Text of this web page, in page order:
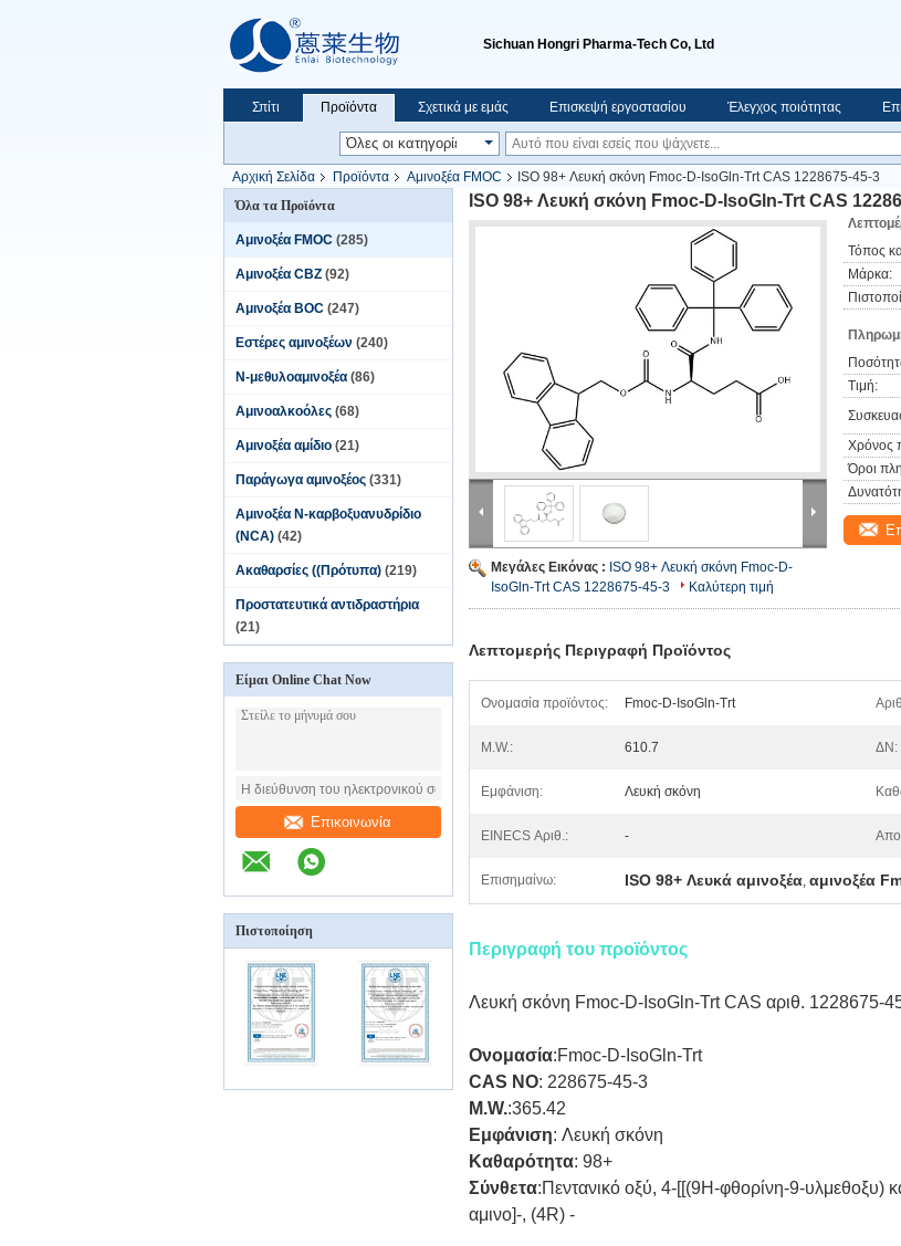
Sichuan Hongri Pharma-Tech Co, Ltd
Σπίτι Προϊόντα Σχετικά με εμάς Επισκεψή εργοστασίου Έλεγχος ποιότητας
Αρχική Σελίδα Προϊόντα Αμινοξέα FMOC
ISO 98+ Λευκή σκόνη Fmoc-D-IsoGln-Trt CAS 1228675-45-3
Όλα τα Προϊόντα
Αμινοξέα FMOC (285)
Αμινοξέα CBZ (92)
Αμινοξέα BOC (247)
Εστέρες αμινοξέων (240)
Ν-μεθυλοαμινοξέα (86)
Αμινοαλκοόλες (68)
Αμινοξέα αμίδιο (21)
Παράγωγα αμινοξέος (331)
Αμινοξέα N-καρβοξυανυδρίδιο
(NCA) (42)
Ακαθαρσίες ((Πρότυπα) (219)
Προστατευτικά αντιδραστήρια
(21)
Είμαι Online Chat Now
Επικοινωνία
Πιστοποίηση
ISO 98+ Λευκή σκόνη Fmoc-D-IsoGln-Trt CAS
Μεγάλες Εικόνας : ISO 98+ Λευκή σκόνη Fmoc-D-
IsoGln-Trt CAS 1228675-45-3
Καλύτερη τιμή
Τόπος
Μάρκα:
Τιμή:
Χρόνος
Όροι
Λεπτομερής Περιγραφή Προϊόντος
Ονομασία προϊόντος: Fmoc-D-IsoGln-Trt
M.W.: 610.7 ΔΝ:
Εμφάνιση: Λευκή σκόνη
EINECS Αριθ.: -
Επισημαίνω: ISO 98+ Λευκά αμινοξέα, αμινοξέα
Περιγραφή του προϊόντος
Λευκή σκόνη Fmoc-D-IsoGln-Trt CAS αριθ. 1228675-
Ονομασία:Fmoc-D-IsoGln-Trt
CAS NO: 228675-45-3
M.W.:365.42
Εμφάνιση: Λευκή σκόνη
Καθαρότητα: 98+
Σύνθετα:Πεντανικό οξύ, 4-[[(9H-φθορίνη-9-υλμεθοξυ)
αμινο]-, (4R) -